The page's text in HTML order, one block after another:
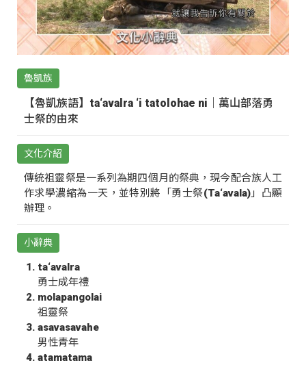
魯凱族
【魯凱族語】ta‘avalra ‘i tatolohae ni｜萬山部落勇
士祭的由來
文化介紹
傳統祖靈祭是一系列為期四個月的祭典，現今配合族人工
作求學濃縮為一天，並特別將「勇士祭(Ta‘avala)」凸顯
辦理。
小辭典
ta‘avalra
勇士成年禮
molapangolai
祖靈祭
asavasavahe
男性青年
atamatama